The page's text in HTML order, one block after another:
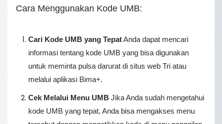
Cara Menggunakan Kode UMB:
Cari Kode UMB yang TepatAnda dapat mencari
informasi tentang kode UMB yang bisa digunakan
untuk meminta pulsa darurat di situs web Tri atau
melalui aplikasi Bima+.
Cek Melalui Menu UMB Jika Anda sudah mengetahui
kode UMB yang tepat, Anda bisa mengakses menu